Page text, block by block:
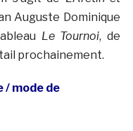
Auguste Dominique
Le Tournoi, de
prochainement.
/ mode de